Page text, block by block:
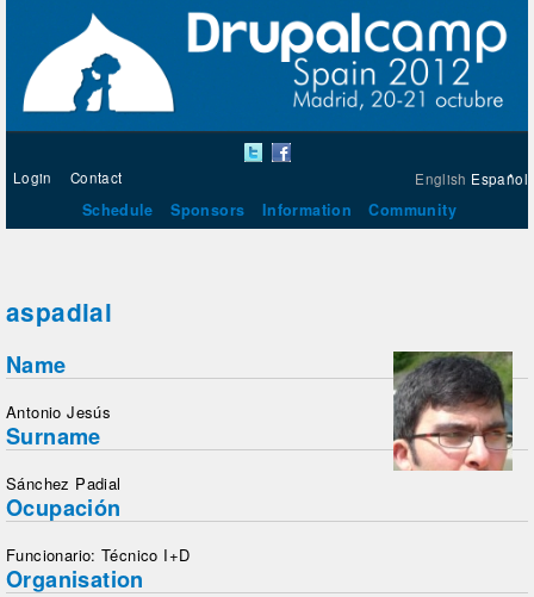
English Español
Login Contact
Schedule Sponsors Information Community
aspadial
Name
Antonio Jesús
Surname
Sánchez Padial
Ocupación
Funcionario: Técnico I+D
Organisation